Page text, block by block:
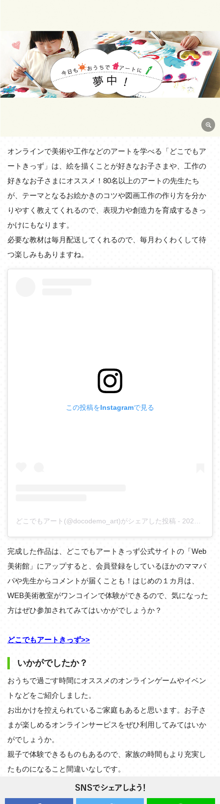
オンラインで美術や工作などのアートを学べる「どこでもア
ートきっず」は、絵を描くことが好きなお子さまや、工作の
好きなお子さまにオススメ！80名以上のアートの先生たち
が、テーマとなるお絵かきのコツや図画工作の作り方を分か
りやすく教えてくれるので、表現力や創造力を育成するきっ
かけにもなります。
必要な教材は毎月配送してくれるので、毎月わくわくして待
つ楽しみもありますね。
この投稿をInstagramで見る
どこでもアート(@docodemo_art)がシェアした投稿 - 2020年 6月月22日午後9時06分PDT
完成した作品は、どこでもアートきっず公式サイトの「Web
美術館」にアップすると、会員登録をしているほかのママパ
パや先生からコメントが届くことも！はじめの１カ月は、
WEB美術教室がワンコインで体験ができるので、気になった
方はぜひ参加されてみてはいかがでしょうか？
どこでもアートきっず>>
いかがでしたか？
おうちで過ごす時間にオススメのオンラインゲームやイベン
トなどをご紹介しました。
お出かけを控えられているご家庭もあると思います。お子さ
まが楽しめるオンラインサービスをぜひ利用してみてはいか
がでしょうか。
親子で体験できるものもあるので、家族の時間もより充実し
たものになること間違いなしです。